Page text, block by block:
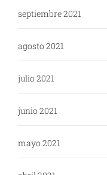
septiembre 2021
agosto 2021
julio 2021
junio 2021
mayo 2021